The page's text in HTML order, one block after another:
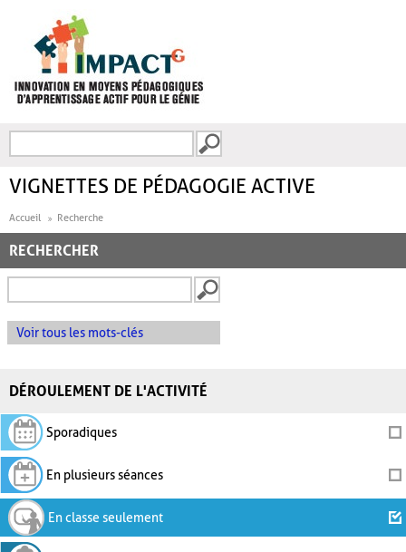
FORMULAIRE DE
VIGNETTES DE PÉDAGOGIE ACTIVE
Accueil Recherche
RECHERCHER
Voir tous les mots-clés
DÉROULEMENT DE L'ACTIVITÉ
Sporadiques
En plusieurs séances
En classe seulement